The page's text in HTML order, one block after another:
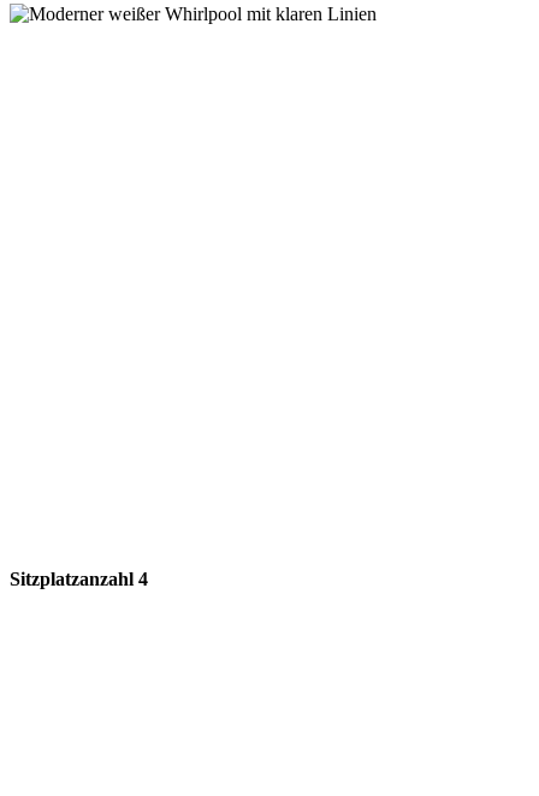
Sitzplatzanzahl 4